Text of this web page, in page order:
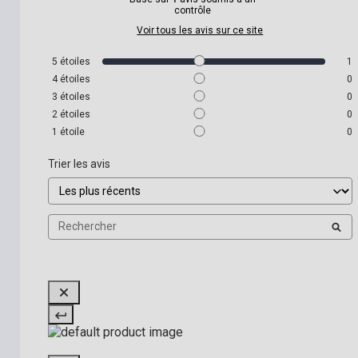
contrôle
Voir tous les avis sur ce site
5 étoiles
1
4 étoiles
0
3 étoiles
0
2 étoiles
0
1 étoile 0
Trier les avis